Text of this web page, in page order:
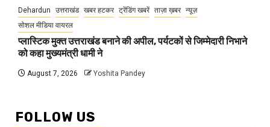
Dehardun उत्तराखंड खबर हटकर ट्रेंडिंग खबरें ताज़ा ख़बर न्यूज़
सोशल मीडिया वायरल
प्लास्टिक मुक्त उत्तराखंड बनाने की अपील, पर्यटकों से जिम्मेदारी निभाने
को कहा मुख्यमंत्री धामी ने
August 7, 2026 Yoshita Pandey
FOLLOW US